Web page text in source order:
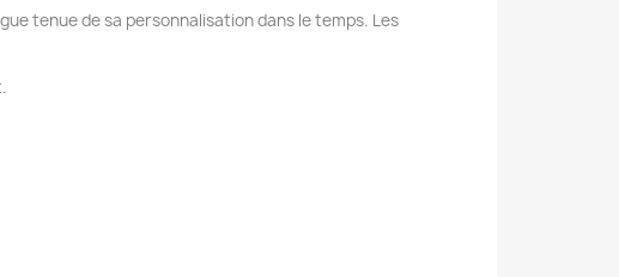
tenue de sa personnalisation dans le temps. Les